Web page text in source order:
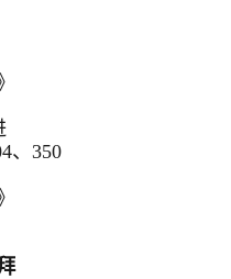
350